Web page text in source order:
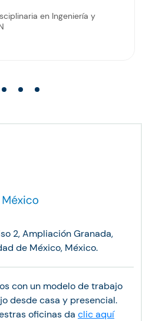
en Ingeniería y
2, Ampliación Granada,
de México, México.
con un modelo de trabajo
desde casa y presencial.
oficinas da clic aquí